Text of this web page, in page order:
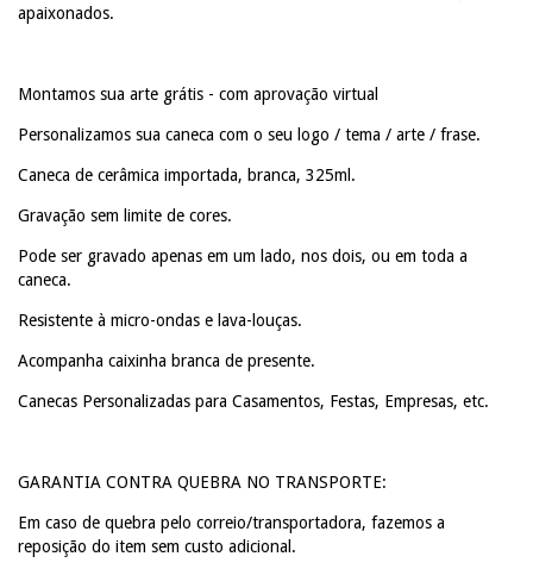
apaixonados.
Montamos sua arte grátis - com aprovação virtual
Personalizamos sua caneca com o seu logo / tema / arte / frase.
Caneca de cerâmica importada, branca, 325ml.
Gravação sem limite de cores.
Pode ser gravado apenas em um lado, nos dois, ou em toda a
caneca.
Resistente à micro-ondas e lava-louças.
Acompanha caixinha branca de presente.
Canecas Personalizadas para Casamentos, Festas, Empresas, etc.
GARANTIA CONTRA QUEBRA NO TRANSPORTE:
Em caso de quebra pelo correio/transportadora, fazemos a
reposição do item sem custo adicional.